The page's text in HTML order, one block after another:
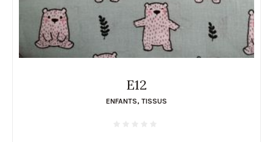
E12
ENFANTS, TISSUS